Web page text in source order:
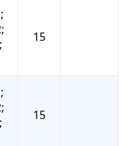
15
15